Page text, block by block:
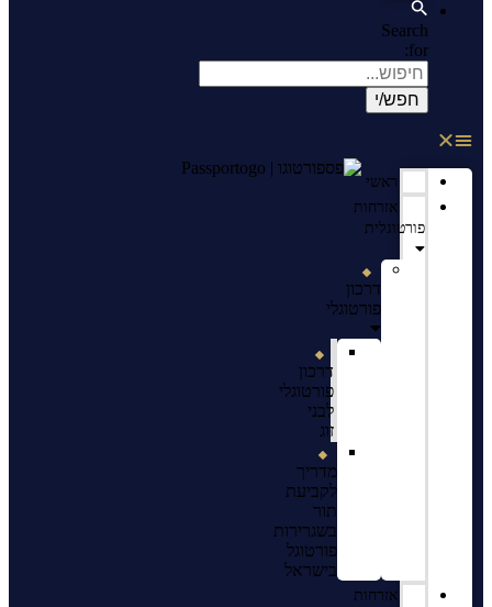
Search
for:
ראשי
אזרחות
פורטוגלית
דרכון
פורטוגלי
דרכון
פורטוגלי
לבני
זוג
מדריך
לקביעת
תור
בשגרירות
פורטוגל
בישראל
אזרחות